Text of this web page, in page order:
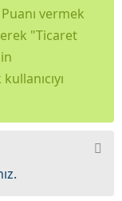
vermek
"Ticaret